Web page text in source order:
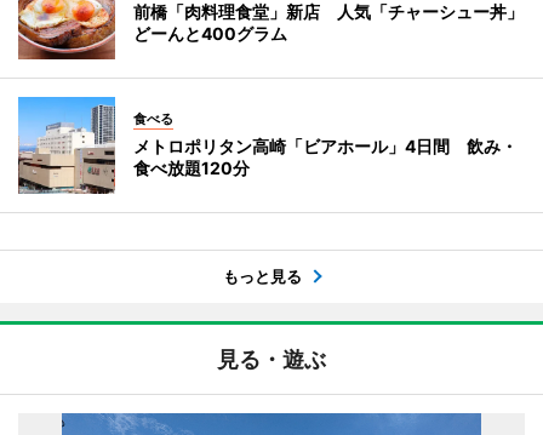
前橋「肉料理食堂」新店 人気「チャーシュー丼」
どーんと400グラム
食べる
メトロポリタン高崎「ビアホール」4日間 飲み・
食べ放題120分
もっと見る
見る・遊ぶ